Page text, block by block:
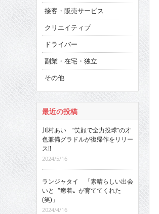
接客・販売サービス
クリエイティブ
ドライバー
副業・在宅・独立
その他
最近の投稿
川村あい “笑顔で全力投球”の才
色兼備グラドルが復帰作をリリー
ス!!
2024/5/16
ランジャタイ 「素晴らしい出会
いと〝癒着〟が育ててくれた
(笑)」
2024/4/16